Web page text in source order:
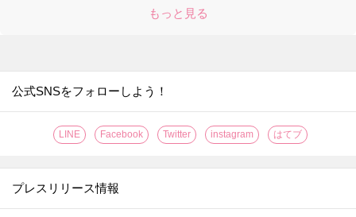
もっと見る
公式SNSをフォローしよう！
LINE Facebook Twitter instagram はてブ
プレスリリース情報